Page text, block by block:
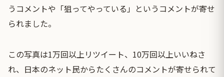
うコメントや「狙ってやっている」というコメントが寄せ
られました。
この写真は1万回以上リツイート、10万回以上いいねさ
れ、日本のネット民からたくさんのコメントが寄せられて